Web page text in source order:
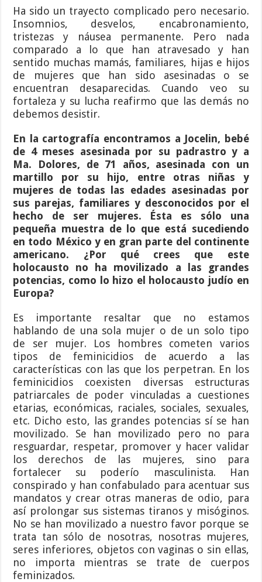
Ha sido un trayecto complicado pero necesario.
Insomnios, desvelos, encabronamiento,
tristezas y náusea permanente. Pero nada
comparado a lo que han atravesado y han
sentido muchas mamás, familiares, hijas e hijos
de mujeres que han sido asesinadas o se
encuentran desaparecidas. Cuando veo su
fortaleza y su lucha reafirmo que las demás no
debemos desistir.
En la cartografía encontramos a Jocelin, bebé
de 4 meses asesinada por su padrastro y a
Ma. Dolores, de 71 años, asesinada con un
martillo por su hijo, entre otras niñas y
mujeres de todas las edades asesinadas por
sus parejas, familiares y desconocidos por el
hecho de ser mujeres. Ésta es sólo una
pequeña muestra de lo que está sucediendo
en todo México y en gran parte del continente
americano. ¿Por qué crees que este
holocausto no ha movilizado a las grandes
potencias, como lo hizo el holocausto judío en
Europa?
Es importante resaltar que no estamos
hablando de una sola mujer o de un solo tipo
de ser mujer. Los hombres cometen varios
tipos de feminicidios de acuerdo a las
características con las que los perpetran. En los
feminicidios coexisten diversas estructuras
patriarcales de poder vinculadas a cuestiones
etarias, económicas, raciales, sociales, sexuales,
etc. Dicho esto, las grandes potencias sí se han
movilizado. Se han movilizado pero no para
resguardar, respetar, promover y hacer validar
los derechos de las mujeres, sino para
fortalecer su poderío masculinista. Han
conspirado y han confabulado para acentuar sus
mandatos y crear otras maneras de odio, para
así prolongar sus sistemas tiranos y misóginos.
No se han movilizado a nuestro favor porque se
trata tan sólo de nosotras, nosotras mujeres,
seres inferiores, objetos con vaginas o sin ellas,
no importa mientras se trate de cuerpos
feminizados.